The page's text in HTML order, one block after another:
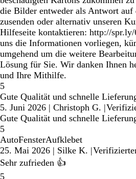
die Bilder entweder als Antwort auf
zusenden oder alternativ unseren
Hilfeseite kontaktieren: http://
uns die Informationen vorliegen,
umgehend um die weitere
Lösung für Sie. Wir danken Ihnen
und Ihre Mithilfe.
5
Gute Qualität und schnelle
5. Juni 2026 | Christoph G. |
Gute Qualität und schnelle
5
AutoFensterAufklebet
25. Mai 2026 | Silke K. |
Sehr zufrieden 👍
5